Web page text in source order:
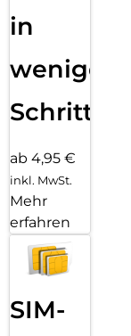
in
wenigen
Schritten
ab 4,95 €
inkl. MwSt.
Mehr
erfahren
SIM-